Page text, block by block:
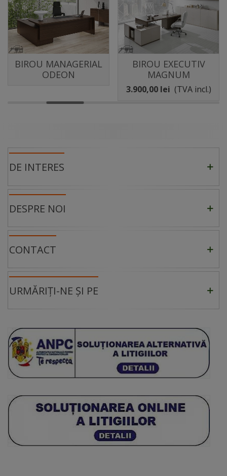
BIROU MANAGERIAL
ODEON
BIROU EXECUTIV
MAGNUM
3.900,00 lei (TVA incl.)
DE INTERES
DESPRE NOI
CONTACT
URMĂRIȚI-NE ȘI PE